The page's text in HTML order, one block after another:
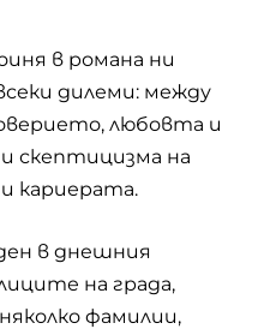
в романа ни
дилеми: между
любовта и
и скептицизма на
кариерата.
в днешния
на града,
фамилии,